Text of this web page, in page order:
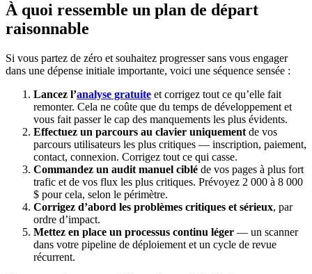
À quoi ressemble un plan de départ
raisonnable
Si vous partez de zéro et souhaitez progresser sans vous engager
dans une dépense initiale importante, voici une séquence sensée :
Lancez l’analyse gratuite et corrigez tout ce qu’elle fait
remonter. Cela ne coûte que du temps de développement et
vous fait passer le cap des manquements les plus évidents.
Effectuez un parcours au clavier uniquement de vos
parcours utilisateurs les plus critiques — inscription, paiement,
contact, connexion. Corrigez tout ce qui casse.
Commandez un audit manuel ciblé de vos pages à plus fort
trafic et de vos flux les plus critiques. Prévoyez 2 000 à 8 000
$ pour cela, selon le périmètre.
Corrigez d’abord les problèmes critiques et sérieux, par
ordre d’impact.
Mettez en place un processus continu léger — un scanner
dans votre pipeline de déploiement et un cycle de revue
récurrent.